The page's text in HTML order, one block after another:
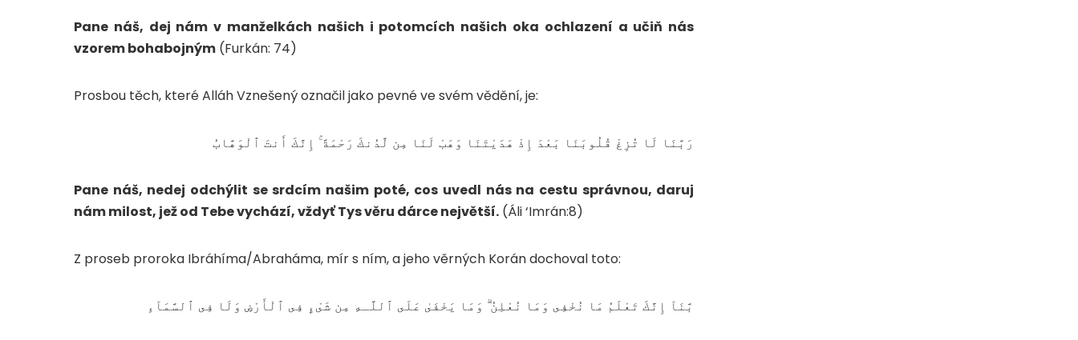
Pane náš, dej nám v manželkách našich i potomcích našich oka ochlazení a učiň nás
vzorem bohabojným (Furkán: 74)
Prosbou těch, které Alláh Vznešený označil jako pevné ve svém vědění, je:
رَبَّنَا لَا تُزِغْ قُلُوبَنَا بَعْدَ إِذْ هَدَيْتَنَا وَهَبْ لَنَا مِن لَّدُنكَ رَحْمَةً ۚ إِنَّكَ أَنتَ ٱلْوَهَّابُ
Pane náš, nedej odchýlit se srdcím našim poté, cos uvedl nás na cestu správnou, daruj
nám milost, jež od Tebe vychází, vždyť Tys věru dárce největší. (Áli ‘Imrán:8)
Z proseb proroka Ibráhíma/Abraháma, mír s ním, a jeho věrných Korán dochoval toto:
بَّنَآ إِنَّكَ تَعْلَمُ مَا نُخْفِى وَمَا نُعْلِنُ ۗ وَمَا يَخْفَىٰ عَلَى ٱللَّـهِ مِن شَىْءٍ فِى ٱلْأَرْضِ وَلَا فِى ٱلسَّمَآءِ